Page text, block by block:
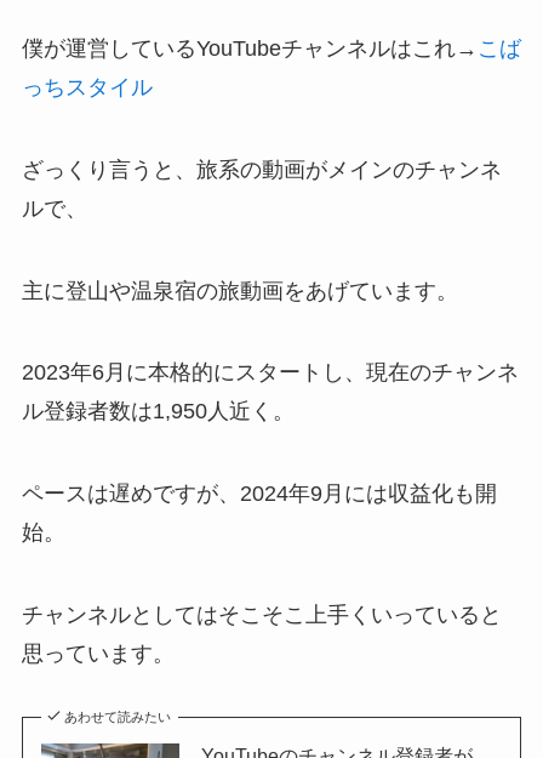
僕が運営しているYouTubeチャンネルはこれ→ こば
っちスタイル
ざっくり言うと、旅系の動画がメインのチャンネ
ルで、
主に登山や温泉宿の旅動画をあげています。
2023年6月に本格的にスタートし、現在のチャンネ
ル登録者数は1,950人近く。
ペースは遅めですが、2024年9月には収益化も開
始。
チャンネルとしてはそこそこ上手くいっていると
思っています。
あわせて読みたい